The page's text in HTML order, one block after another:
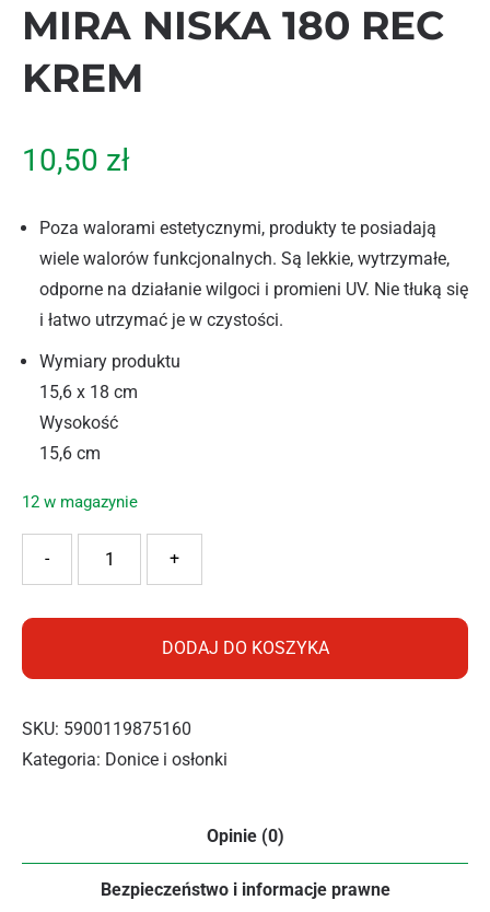
MIRA NISKA 180 REC
KREM
10,50 zł
Poza walorami estetycznymi, produkty te posiadają
wiele walorów funkcjonalnych. Są lekkie, wytrzymałe,
odporne na działanie wilgoci i promieni UV. Nie tłuką się
i łatwo utrzymać je w czystości.
Wymiary produktu
15,6 x 18 cm
Wysokość
15,6 cm
12 w magazynie
+
-
DODAJ DO KOSZYKA
SKU: 5900119875160
Kategoria: Donice i osłonki
Opinie (0)
Bezpieczeństwo i informacje prawne